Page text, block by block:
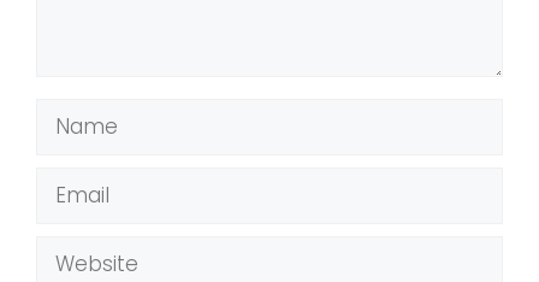
Name
Email
Website